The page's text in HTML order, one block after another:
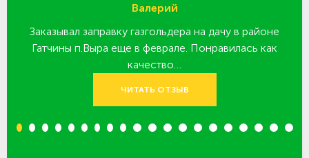
Валерий
Заказывал заправку газгольдера на дачу в районе
Гатчины п.Выра еще в феврале. Понравилась как
качество…
ЧИТАТЬ ОТЗЫВ
1 2 3 4 5 6 7 8 9 10 11 12 13 14 15 16 17 18 19 20